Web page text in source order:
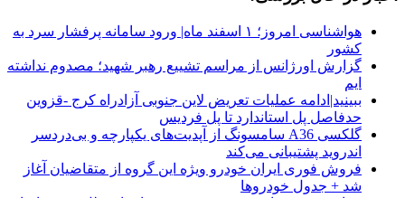
هواشناسی امروز؛ ۱ اسفند ماه| ورود سامانه پرفشار سرد به
کشور
گزارش اورژانس از مراسم تشییع رهبر شهید؛ مصدوم نداشته
ایم
ببینید|ادامه عملیات تعریض لاین جنوبی آزادراه کرج -قزوین
حدفاصل پل استاندارد تا پل فردیس
گلکسی A36 سامسونگ از آپدیت‌های یکپارچه و بی‌دردسر
اندروید پشتیبانی می‌کند
فروش فوری ایران خودرو ویژه این گروه از متقاضیان آغاز
شد + جدول خودروها